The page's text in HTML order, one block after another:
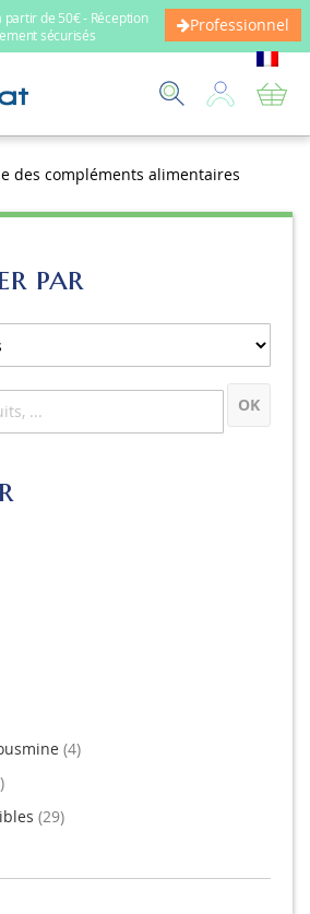
de 50€ - Réception
sécurisés
Professionnel
des compléments alimentaires
par
OK
4
29